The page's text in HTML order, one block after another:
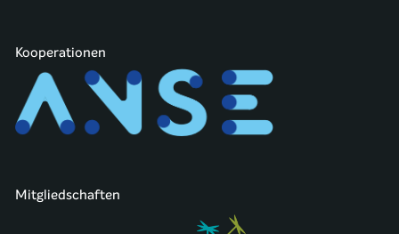
Kooperationen
Mitgliedschaften